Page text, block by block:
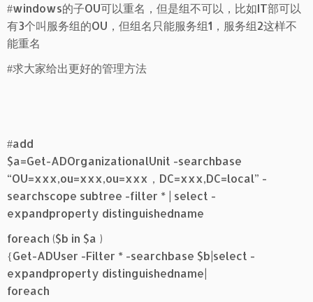
#windows的子OU可以重名，但是组不可以，比如IT部可以
有3个叫服务组的OU，但组名只能服务组1，服务组2这样不
能重名
#求大家给出更好的管理方法
#add
$a=Get-ADOrganizationalUnit -searchbase
“OU=xxx,ou=xxx,ou=xxx，DC=xxx,DC=local” -
searchscope subtree -filter * | select -
expandproperty distinguishedname
foreach ($b in $a )
{Get-ADUser -Filter * -searchbase $b|select -
expandproperty distinguishedname|
foreach